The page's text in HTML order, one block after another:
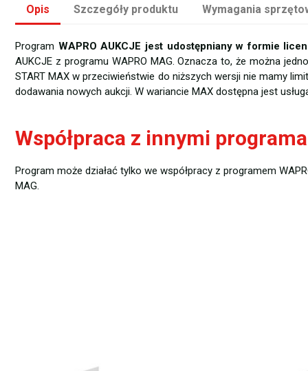
Opis Szczegóły produktu Wymagania
Program WAPRO AUKCJE jest udostępniany w formie
AUKCJE z programu WAPRO MAG. Oznacza to, że można
START MAX w przeciwieństwie do niższych wersji nie mamy
dodawania nowych aukcji. W wariancie MAX dostępna jest
Współpraca z innymi
Program może działać tylko we współpracy z programem
MAG.